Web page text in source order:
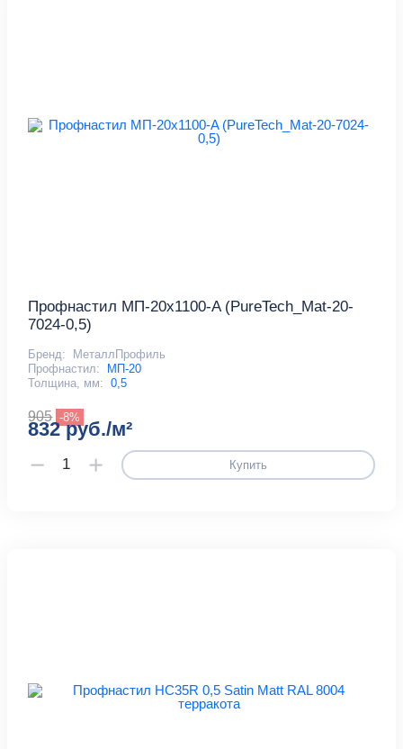
Профнастил МП-20x1100-A (PureTech_Mat-20-
7024-0,5)
Бренд:
МеталлПрофиль
Профнастил:
МП-20
Толщина, мм: 0,5
905 -8%
832 руб./м²
Купить